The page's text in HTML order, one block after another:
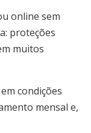
online sem
proteções
muitos
condições
mensal e,